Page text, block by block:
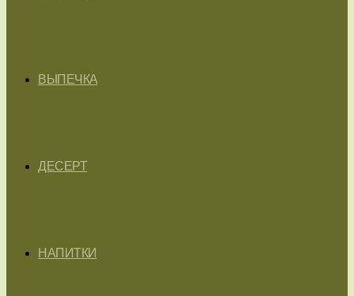
ВЫПЕЧКА
ДЕСЕРТ
НАПИТКИ